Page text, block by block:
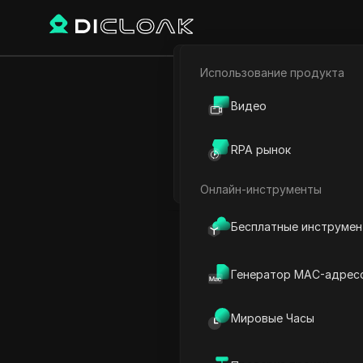
Электронная коммерция
Использование продукта
Видео
RPA рынок
Онлайн-инструменты
Бесплатные
Генератор MAC-
Мировые Часы
Play Video:Увеличьте